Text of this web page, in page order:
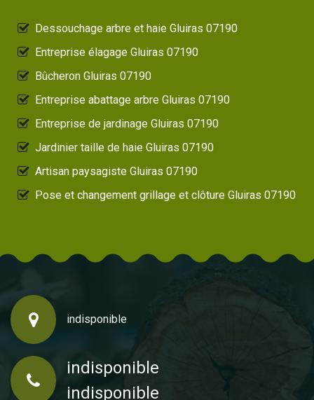
Dessouchage arbre et haie Gluiras 07190
Entreprise élagage Gluiras 07190
Bûcheron Gluiras 07190
Entreprise abattage arbre Gluiras 07190
Entreprise de jardinage Gluiras 07190
Jardinier taille de haie Gluiras 07190
Artisan paysagiste Gluiras 07190
Pose et changement grillage et clôture Gluiras 07190
indisponible
indisponible
indisponible